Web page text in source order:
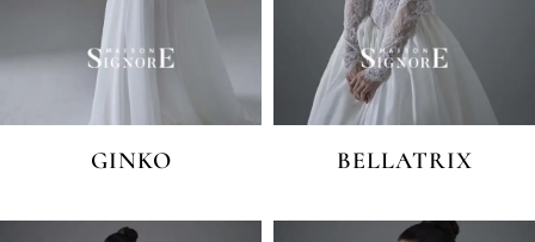
GINKO BELLATRIX